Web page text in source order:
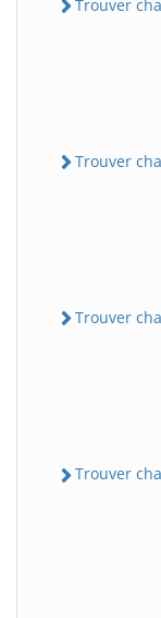
Trouver
Trouver
Trouver
Trouver